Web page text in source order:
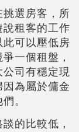
選房客，所
租客的工作
可以壓低房
一個租盤，
司有穩定現
為屬於傭金
。
的比較低，